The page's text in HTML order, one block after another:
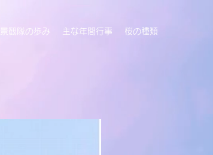
景観隊の歩み 主な年間行事 桜の種類